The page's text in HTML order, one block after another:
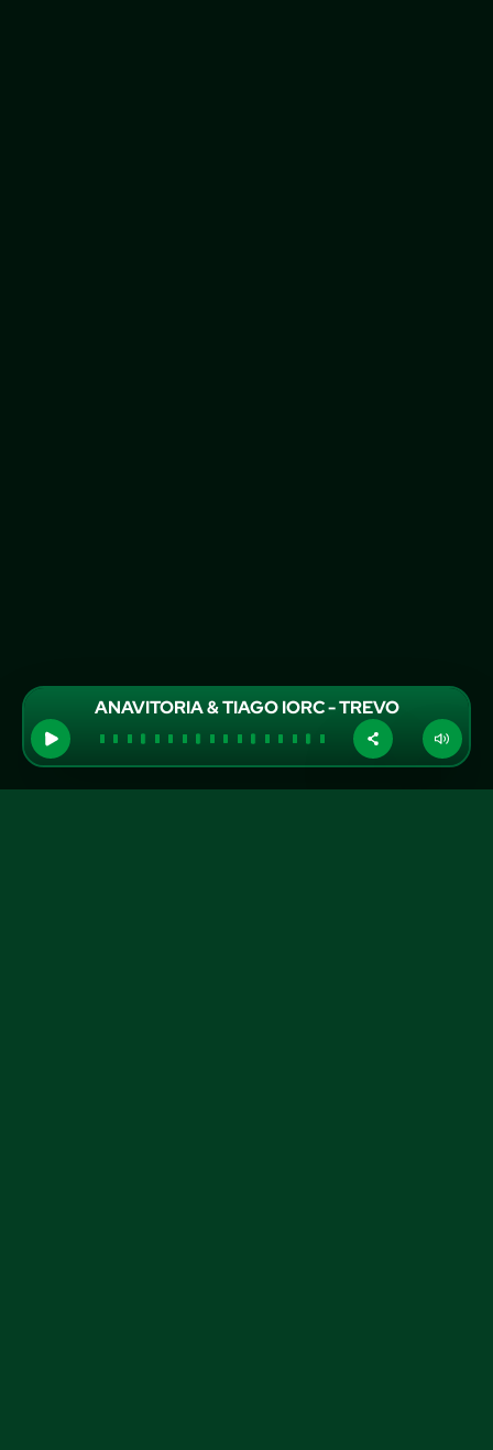
ANAVITORIA & TIAGO IORC - TREVO